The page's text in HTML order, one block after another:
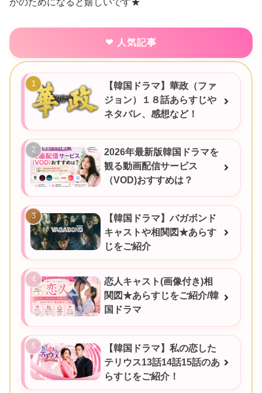
かのためになると嬉しいです★
人気記事
【韓国ドラマ】華政（ファ
ジョン）１８話あらすじや
ネタバレ、感想など！
2026年最新版韓国ドラマを
観る動画配信サービス
（VOD)おすすめは？
【韓国ドラマ】バガボンド
キャストや相関図★あらす
じをご紹介
恋人キャスト(画像付き)相
関図★あらすじをご紹介/韓
国ドラマ
【韓国ドラマ】私の恋した
テリウス13話14話15話のあ
らすじをご紹介！